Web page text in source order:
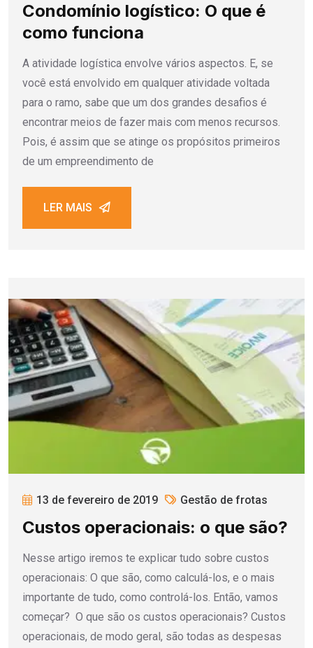
Condomínio logístico: O que é
como funciona
A atividade logística envolve vários aspectos. E, se
você está envolvido em qualquer atividade voltada
para o ramo, sabe que um dos grandes desafios é
encontrar meios de fazer mais com menos recursos.
Pois, é assim que se atinge os propósitos primeiros
de um empreendimento de
LER MAIS
13 de fevereiro de 2019 Gestão de frotas
Custos operacionais: o que são?
Nesse artigo iremos te explicar tudo sobre custos
operacionais: O que são, como calculá-los, e o mais
importante de tudo, como controlá-los. Então, vamos
começar? O que são os custos operacionais? Custos
operacionais, de modo geral, são todas as despesas